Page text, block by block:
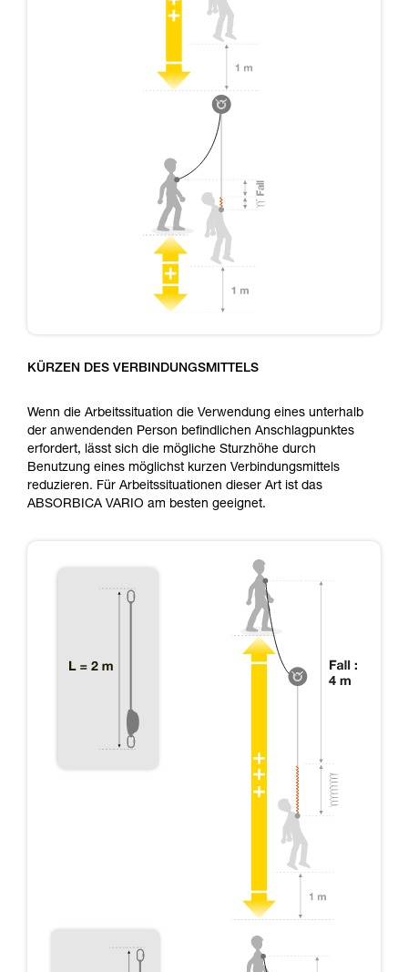
KÜRZEN DES VERBINDUNGSMITTELS
Wenn die Arbeitssituation die Verwendung eines unterhalb
der anwendenden Person befindlichen Anschlagpunktes
erfordert, lässt sich die mögliche Sturzhöhe durch
Benutzung eines möglichst kurzen Verbindungsmittels
reduzieren. Für Arbeitssituationen dieser Art ist das
ABSORBICA VARIO am besten geeignet.